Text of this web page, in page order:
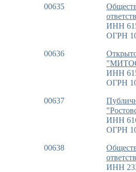
00635
ИНН
ОГРН
00636
ИНН
ОГРН
00637
ИНН
ОГРН
00638
ИНН